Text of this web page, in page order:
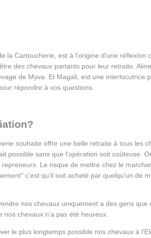
la Cartoucherie, est à l'origine d'une
des chevaux partants pour leur retraite.
de Myva. Et Magali, est une interlocutrice
répondre à vos questions.
souhaite offrir une belle retraite à tous les
possible sans que l'opération soit coûteuse.
Le risque de mettre chez le
c'est qu'il soit acheté par quelqu'un de
nos chevaux uniquement a des gens
nos chevaux n'a pas été heureux.
le plus longtemps possible nos chevaux à